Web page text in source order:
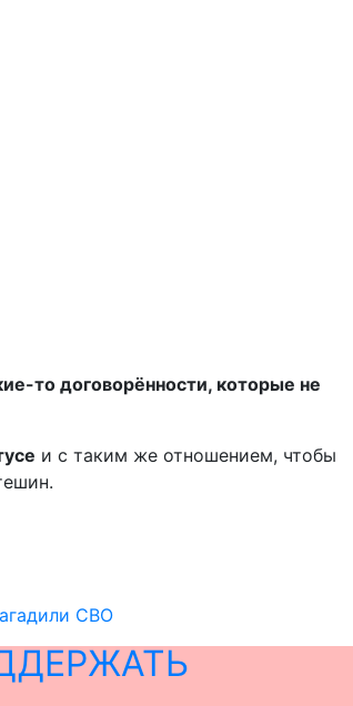
то договорённости, которые не
и с таким же отношением, чтобы
СВО